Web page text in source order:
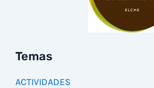
Temas
ACTIVIDADES